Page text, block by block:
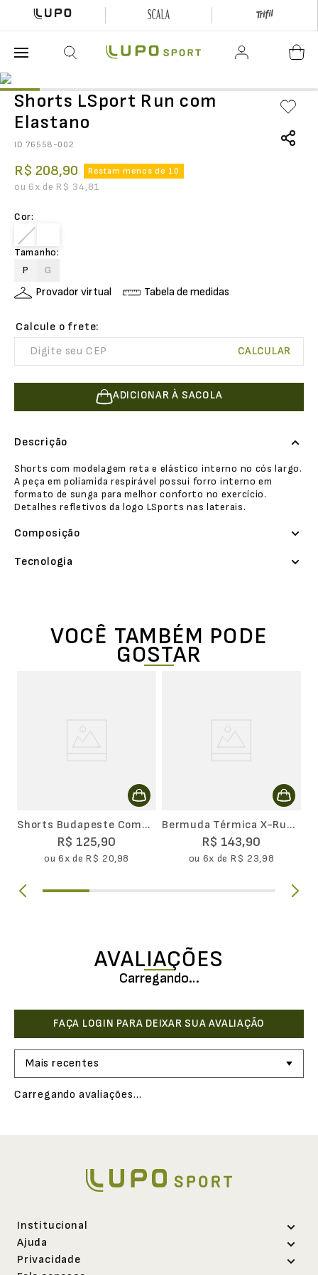
Shorts LSport Run com
Elastano
ID 76558-002
R$ 208,90 Restam menos de 10
ou 6x de R$ 34,81
Cor:
Tamanho:
P
G
Provador virtual Tabela de medidas
ADICIONAR À SACOLA
Descrição
Shorts com modelagem reta e elástico interno no cós largo.
A peça em poliamida respirável possui forro interno em
formato de sunga para melhor conforto no exercício.
Detalhes refletivos da logo LSports nas laterais.
Composição
Tecnologia
VOCÊ TAMBÉM PODE
GOSTAR
Shorts Budapeste Com
R$ 125,90
ou6x deR$ 20,98
Bermuda Térmica X-Run
R$ 143,90
ou 6x de R$ 23,98
AVALIAÇÕES
Carregando…
Mais recentes
Carregando avaliações…
Institucional
Sobre a Lupo
Ajuda
Privacidade